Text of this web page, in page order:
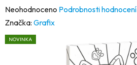
Průměrné
hodnocení
produktu
Neohodnoceno Podrobnosti hodnocení
Značka: Grafix
NOVINKA